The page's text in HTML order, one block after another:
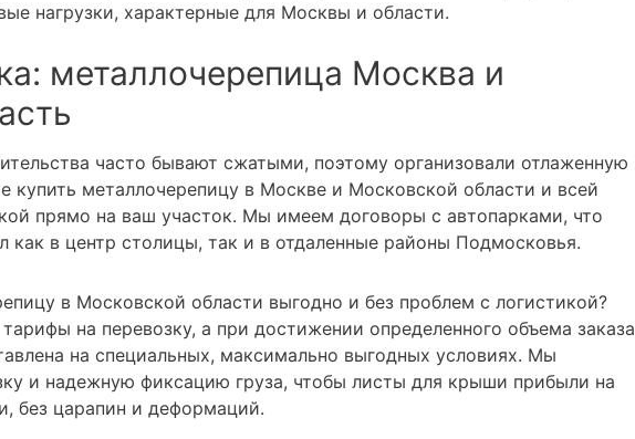
нагрузки, характерные для Москвы и области.
металлочерепица Москва и
часто бывают сжатыми, поэтому организовали отлаженную
купить металлочерепицу в Москве и Московской области и всей
прямо на ваш участок. Мы имеем договоры с автопарками, что
как в центр столицы, так и в отдаленные районы Подмосковья.
в Московской области выгодно и без проблем с логистикой?
на перевозку, а при достижении определенного объема заказа
на специальных, максимально выгодных условиях. Мы
и надежную фиксацию груза, чтобы листы для крыши прибыли на
без царапин и деформаций.